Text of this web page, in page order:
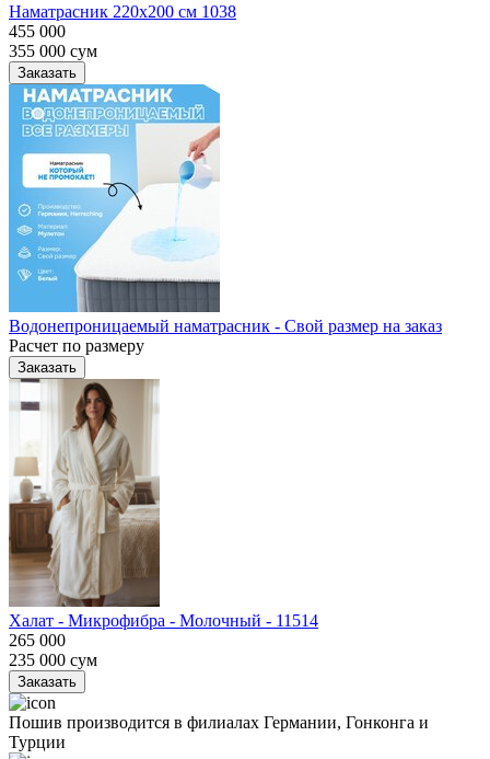
Наматрасник 220х200 см 1038
455 000
355 000 сум
Заказать
Водонепроницаемый наматрасник - Свой размер на заказ
Расчет по размеру
Заказать
Халат - Микрофибра - Молочный - 11514
265 000
235 000 сум
Заказать
Пошив производится в филиалах Германии, Гонконга и
Турции